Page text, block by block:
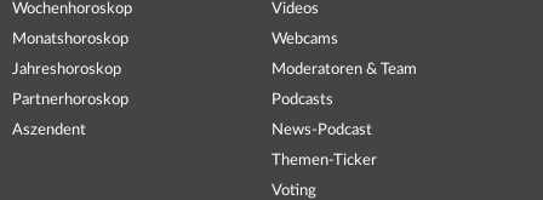
Wochenhoroskop
Monatshoroskop
Jahreshoroskop
Partnerhoroskop
Aszendent
Videos
Webcams
Moderatoren & Team
Podcasts
News-Podcast
Themen-Ticker
Voting